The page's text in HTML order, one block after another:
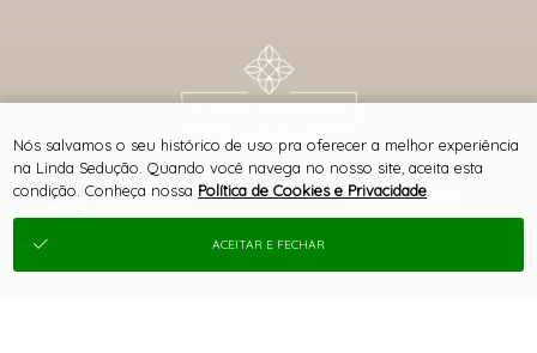
SITE 100% SEGURO PLATAFORMA B2B
® TODOS DIREITOS RESERVADOS
Nós salvamos o seu histórico de uso pra oferecer a melhor experiência
na Linda Sedução. Quando você navega no nosso site, aceita esta
condição. Conheça nossa Política de Cookies e Privacidade
ACEITAR E FECHAR